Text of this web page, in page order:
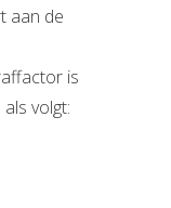
aan de
is
volgt: